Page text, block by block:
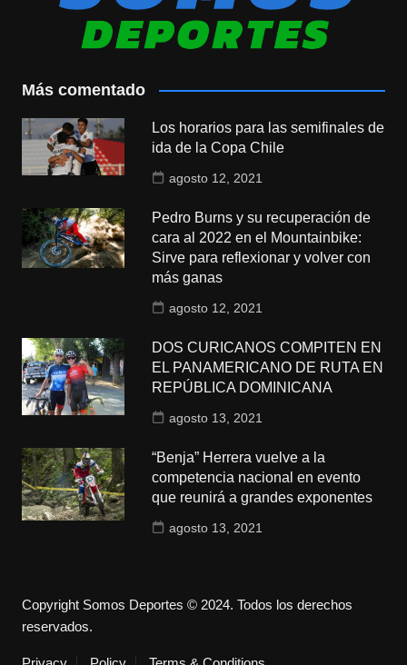
Más comentado
Los horarios para las semifinales de
ida de la Copa Chile
agosto 12, 2021
Pedro Burns y su recuperación de
cara al 2022 en el Mountainbike:
Sirve para reflexionar y volver con
más ganas
agosto 12, 2021
DOS CURICANOS COMPITEN EN
EL PANAMERICANO DE RUTA EN
REPÚBLICA DOMINICANA
agosto 13, 2021
“Benja” Herrera vuelve a la
competencia nacional en evento
que reunirá a grandes exponentes
agosto 13, 2021
Copyright Somos Deportes © 2024. Todos los derechos
reservados.